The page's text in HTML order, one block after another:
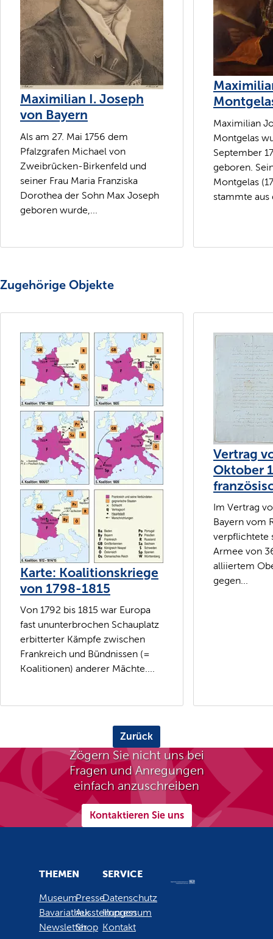
Maximilian I. Joseph
von Bayern
Als am 27. Mai 1756 dem
Pfalzgrafen Michael von
Zweibrücken-Birkenfeld und
seiner Frau Maria Franziska
Dorothea der Sohn Max Joseph
geboren wurde,...
Maximilian
Montgelas
September
geboren.
Montgelas
stammte
Zugehörige Objekte
Karte: Koalitionskriege
von 1798-1815
Von 1792 bis 1815 war Europa
fast ununterbrochen Schauplatz
erbitterter Kämpfe zwischen
Frankreich und Bündnissen (=
Koalitionen) anderer Mächte....
Vertrag
Oktober
Im Vertrag
Bayern vom
verpflichtete
Armee von
alliiertem
gegen...
Zurück
Zögern Sie nicht uns bei
Fragen und Anregungen
einfach anzuschreiben
Kontaktieren Sie uns
THEMEN
Museum
Bavariathek
Newsletter
Presse
Ausstellungen
Shop
SERVICE
Datenschutz
Impressum
Kontakt